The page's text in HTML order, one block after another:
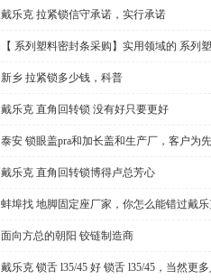
戴乐克 拉紧锁信守承诺，实行承诺
【 系列塑料密封条采购】实用领域的 系列
新乡 拉紧锁多少钱，科普
戴乐克 直角回转锁 没有好只要更好
泰安 锁眼盖pra和加长盖和生产厂，客户为先
戴乐克 直角回转锁博得卢总芳心
蚌埠找 地脚固定座厂家，你怎么能错过戴
面向方总的朝阳 铰链制造商
戴乐克 锁舌 l35/45 好 锁舌 l35/45，当然更